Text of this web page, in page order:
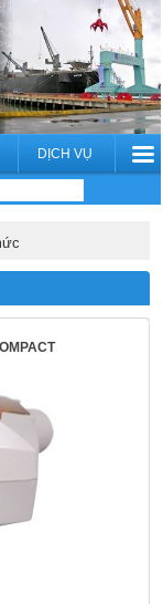
DỊCH VỤ